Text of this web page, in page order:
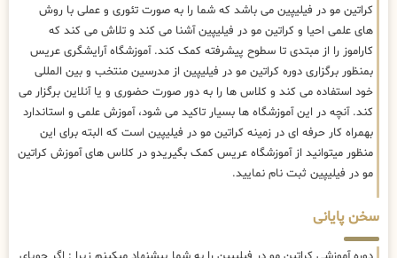
کراتین مو در فیلیپین می باشد که شما را به صورت تئوری و عملی با روش
های علمی احیا و کراتین مو در فیلیپین آشنا می کند و تلاش می کند که
کاراموز را از مبتدی تا سطوح پیشرفته کمک کند. آموزشگاه آرایشگری عریس
بمنظور برگزاری دوره کراتین مو در فیلیپین از مدرسین منتخب و بین المللی
خود استفاده می کند و کلاس ها را به دور صورت حضوری و یا آنلاین برگزار می
کند. آنچه در این آموزشگاه ها بسیار تاکید می شود، آموزش علمی و استاندارد
بهمراه کار حرفه ای در زمینه کراتین مو در فیلیپین است که البته برای این
منظور میتوانید از آموزشگاه عریس کمک بگیریدو در کلاس های آموزش کراتین
مو در فیلیپین ثبت نام نمایید.
سخن پایانی